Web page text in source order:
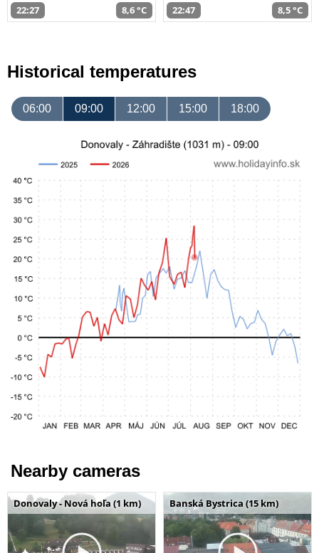
22:27 8,6 °C 22:47 8,5 °C
Historical temperatures
06:00 09:00 12:00 15:00 18:00
Nearby cameras
Donovaly - Nová hoľa (1 km) Banská Bystrica (15 km)